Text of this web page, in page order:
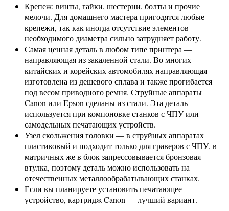
Крепеж: винты, гайки, шестерни, болты и прочие
мелочи. Для домашнего мастера пригодятся любые
крепежи, так как иногда отсутствие элементов
необходимого диаметра сильно затрудняет работу.
Самая ценная деталь в любом типе принтера —
направляющая из закаленной стали. Во многих
китайских и корейских автомобилях направляющая
изготовлена ​​из дешевого сплава и также прогибается
под весом приводного ремня. Струйные аппараты
Canon или Epson сделаны из стали. Эта деталь
используется при компоновке станков с ЧПУ или
самодельных печатающих устройств.
Узел скольжения головки — в струйных аппаратах
пластиковый и подходит только для граверов с ЧПУ, в
матричных же в блок запрессовывается бронзовая
втулка, поэтому деталь можно использовать на
отечественных металлообрабатывающих станках.
Если вы планируете установить печатающее
устройство, картридж Canon — лучший вариант.